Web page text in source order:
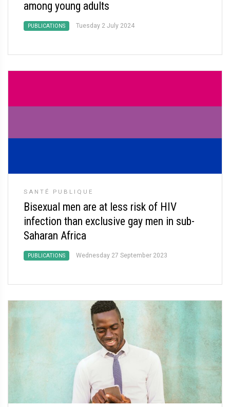
among young adults
PUBLICATIONS Tuesday 2 July 2024
SANTÉ PUBLIQUE
Bisexual men are at less risk of HIV
infection than exclusive gay men in sub-
Saharan Africa
PUBLICATIONS Wednesday 27 September 2023